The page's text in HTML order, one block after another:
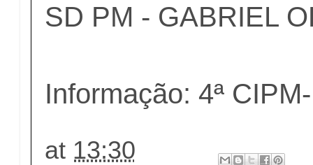
SD PM - GABRIEL
Informação: 4ª
at 13:30